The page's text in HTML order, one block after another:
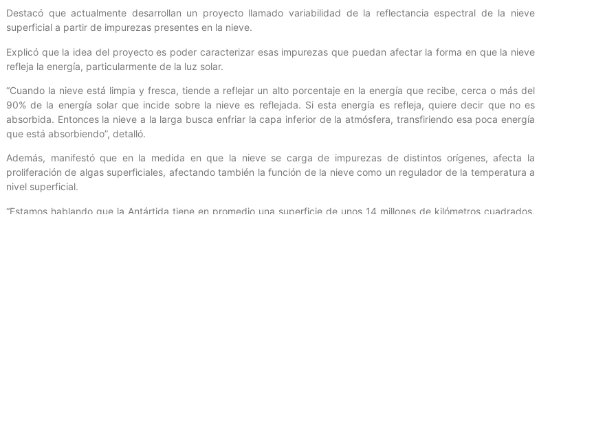
Destacó que actualmente desarrollan un proyecto llamado variabilidad de la reflectancia espectral de la nieve
superficial a partir de impurezas presentes en la nieve.
Explicó que la idea del proyecto es poder caracterizar esas impurezas que puedan afectar la forma en que la nieve
refleja la energía, particularmente de la luz solar.
“Cuando la nieve está limpia y fresca, tiende a reflejar un alto porcentaje en la energía que recibe, cerca o más del
90% de la energía solar que incide sobre la nieve es reflejada. Si esta energía es refleja, quiere decir que no es
absorbida. Entonces la nieve a la larga busca enfriar la capa inferior de la atmósfera, transfiriendo esa poca energía
que está absorbiendo”, detalló.
Además, manifestó que en la medida en que la nieve se carga de impurezas de distintos orígenes, afecta la
proliferación de algas superficiales, afectando también la función de la nieve como un regulador de la temperatura a
nivel superficial.
“Estamos hablando que la Antártida tiene en promedio una superficie de unos 14 millones de kilómetros cuadrados.